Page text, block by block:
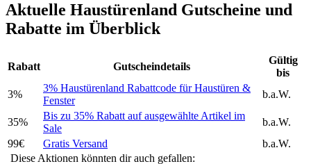
Aktuelle Haustürenland Gutscheine und
Rabatte im Überblick
Rabatt Gutscheindetails
Gültig
bis
3%
3% Haustürenland Rabattcode für Haustüren &
Fenster
b.a.W.
35%
Bis zu 35% Rabatt auf ausgewählte Artikel im
Sale
b.a.W.
99€
Gratis Versand
b.a.W.
Diese Aktionen könnten dir auch gefallen: